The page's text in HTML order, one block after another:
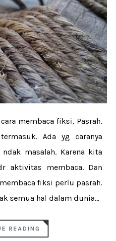
membaca fiksi, Pasrah.
Ada yg caranya
masalah. Karena kita
aktivitas membaca. Dan
fiksi perlu pasrah.
semua hal dalam dunia...
READING